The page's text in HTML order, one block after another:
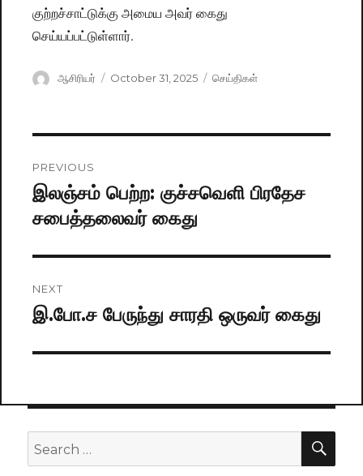
குற்றச்சாட்டுக்கு அமைய அவர் கைது
செய்யப்பட்டுள்ளார்.
Author
ஆசிரியர்
Posted
October 31, 2025 Categories
செய்திகள்
navigation
PREVIOUS
Previous
post:
இலஞ்சம் பெற்ற: குச்சவெளி பிரதேச
சபைத்தலைவர் கைது
NEXT
Next
இ.போ.ச பேருந்து சாரதி ஒருவர் கைது
Search
for: